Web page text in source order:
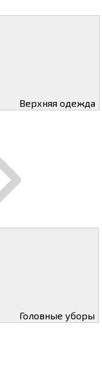
Верхняя одежда
Головные уборы